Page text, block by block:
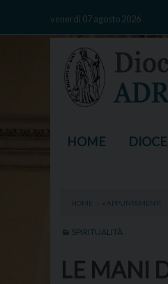
venerdì 07 agosto 2026
HOME
HOME » APPUNTAMENTI
SPIRITUALITÀ
LE MANI